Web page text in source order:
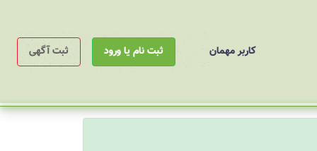
کاربر مهمان ثبت نام یا ورود ثبت آگهی